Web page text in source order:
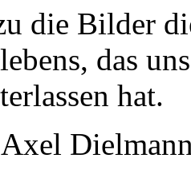
die Bilder
das
hat.